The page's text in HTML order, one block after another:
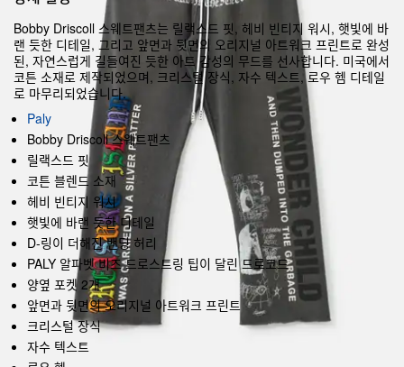
Bobby Driscoll 스웨트팬츠는 릴랙스드 핏, 헤비 빈티지 워시, 햇빛에 바
랜 듯한 디테일, 그리고 앞면과 뒷면의 오리지널 아트워크 프린트로 완성
된, 자연스럽게 길들여진 듯한 아트 감성의 무드를 선사합니다. 미국에서
코튼 소재로 제작되었으며, 크리스털 장식, 자수 텍스트, 로우 헴 디테일
로 마무리되었습니다.
Paly
Bobby Driscoll 스웨트팬츠
릴랙스드 핏
코튼 블렌드 소재
헤비 빈티지 워시
햇빛에 바랜 듯한 디테일
D-링이 더해진 밴딩 허리
PALY 알파벳 비즈 드로스트링 팁이 달린 드로코드
양옆 포켓 2개
앞면과 뒷면의 오리지널 아트워크 프린트
크리스털 장식
자수 텍스트